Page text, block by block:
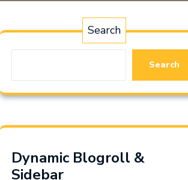
Search
Search
Dynamic Blogroll &
Sidebar